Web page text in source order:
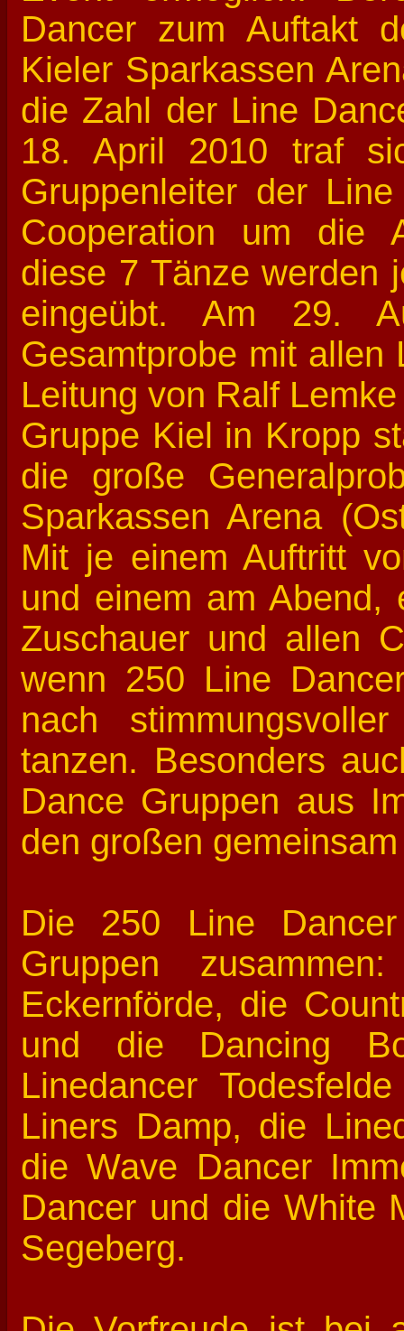
Dancer zum Auftakt
Kieler Sparkassen
die Zahl der Line
18. April 2010 traf
Gruppenleiter der
Cooperation um die
diese 7 Tänze werden
eingeübt. Am 29.
Gesamtprobe mit allen
Leitung von Ralf
Gruppe Kiel in Kropp
die große
Sparkassen Arena
Mit je einem Auftritt
und einem am Abend,
Zuschauer und allen
wenn 250 Line
nach
tanzen. Besonders
Dance Gruppen aus
den großen
Die 250 Line
Gruppen
Eckernförde, die
und die Dancing
Linedancer
Liners Damp, die
die Wave Dancer
Dancer und die White
Segeberg.